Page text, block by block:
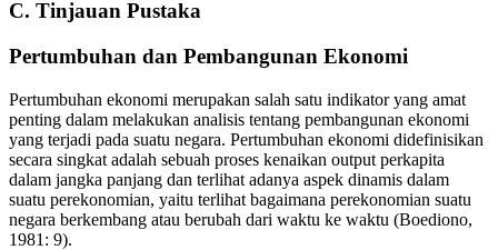
C. Tinjauan Pustaka
Pertumbuhan dan Pembangunan Ekonomi
Pertumbuhan ekonomi merupakan salah satu indikator yang amat
penting dalam melakukan analisis tentang pembangunan ekonomi
yang terjadi pada suatu negara. Pertumbuhan ekonomi didefinisikan
secara singkat adalah sebuah proses kenaikan output perkapita
dalam jangka panjang dan terlihat adanya aspek dinamis dalam
suatu perekonomian, yaitu terlihat bagaimana perekonomian suatu
negara berkembang atau berubah dari waktu ke waktu (Boediono,
1981: 9).